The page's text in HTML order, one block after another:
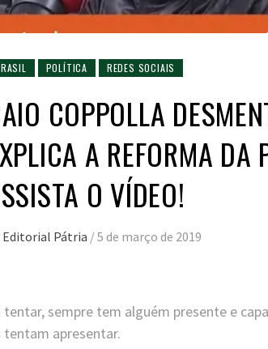
POLÍTICA REDES SOCIAIS
COPPOLLA
A REFORMA DA
O VÍDEO!
Editorial Pátria /5 de março de 2019
tentar, sempre tem alguém presente e
tentam apresentar.